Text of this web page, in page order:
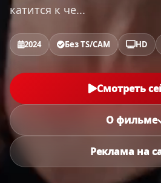
катится к че...
2024 Без TS/CAM HD
Смотреть
О фильме
Реклама на